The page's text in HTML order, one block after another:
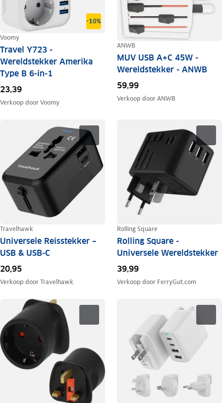
-10%
Voomy
Travel Y723 -
Wereldstekker Amerika
Type B 6-in-1
23,39
Verkoop doorVoomy
ANWB
MUV USB A+C 45W -
Wereldstekker - ANWB
59,99
Verkoop doorANWB
Travelhawk
Universele Reisstekker –
USB & USB-C
20,95
Verkoop doorTravelhawk
Rolling Square
Rolling Square -
Universele Wereldstekker
39,99
Verkoop door FerryGut.com